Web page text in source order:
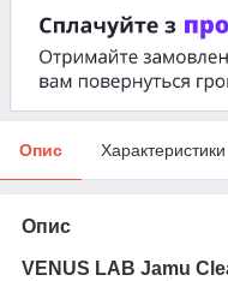
Опис Характеристики
Опис
VENUS LAB Jamu